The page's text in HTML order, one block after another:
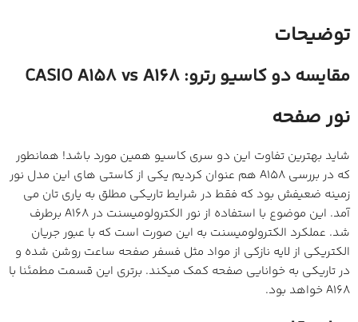
توضیحات
مقایسه دو کاسیو رترو: CASIO A158 vs A168
نور صفحه
شاید بهترین تفاوت این دو سری کاسیو همین مورد باشد! همانطور
که در بررسی A158 هم عنوان کردیم یکی از کاستی های این مدل نور
زمینه ضعیفش بود که فقط در شرایط تاریکی مطلق به یاری تان می
آمد. این موضوع با استفاده از نور الکترولومیسنت در A168 برطرف
شد. عملکرد الکترولومیسنت به این صورت است که با عبور جریان
الکتریکی از لایه نازکی از مواد مثل فسفر صفحه ساعت روشن شده و
در تاریکی به خوانایی صفحه کمک میکند. برتری این قسمت مطمئنا با
A168 خواهد بود.